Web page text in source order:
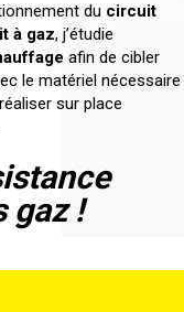
du circuit
à gaz, j’étudie
afin de cibler
le matériel nécessaire
sur place
gaz !